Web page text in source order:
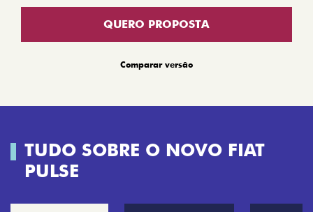
QUERO PROPOSTA
Comparar versão
TUDO SOBRE O NOVO FIAT
PULSE